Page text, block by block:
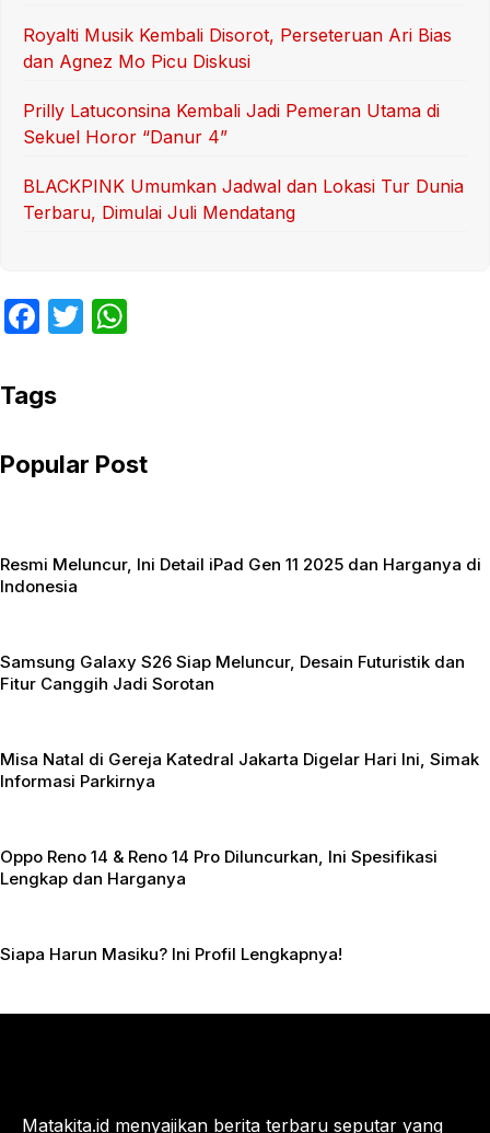
Royalti Musik Kembali Disorot, Perseteruan Ari Bias
dan Agnez Mo Picu Diskusi
Prilly Latuconsina Kembali Jadi Pemeran Utama di
Sekuel Horor “Danur 4”
BLACKPINK Umumkan Jadwal dan Lokasi Tur Dunia
Terbaru, Dimulai Juli Mendatang
F
c
e
b
k
T
A
Tags
Popular Post
Resmi Meluncur, Ini Detail iPad Gen 11 2025 dan Harganya di
Indonesia
Samsung Galaxy S26 Siap Meluncur, Desain Futuristik dan
Fitur Canggih Jadi Sorotan
Misa Natal di Gereja Katedral Jakarta Digelar Hari Ini, Simak
Informasi Parkirnya
Oppo Reno 14 & Reno 14 Pro Diluncurkan, Ini Spesifikasi
Lengkap dan Harganya
Siapa Harun Masiku? Ini Profil Lengkapnya!
Matakita.id menyajikan berita terbaru seputar yang